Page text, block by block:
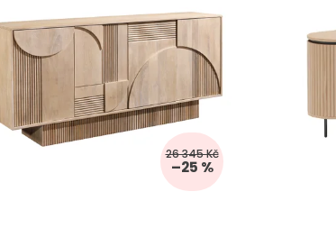
26 345 Kč
–25 %